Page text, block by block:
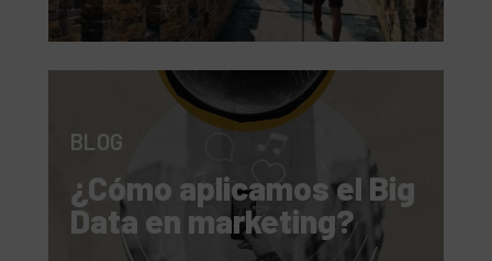
BLOG
¿Cómo aplicamos el Big
Data en marketing?